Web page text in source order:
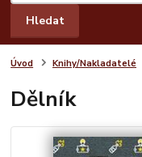
Hledat
Úvod Knihy/Nakladatelé
Dělník